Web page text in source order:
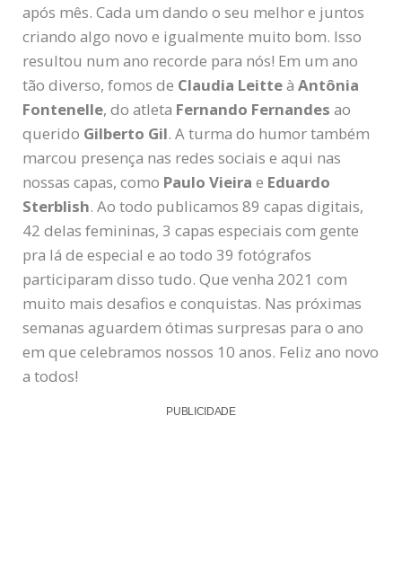
após mês. Cada um dando o seu melhor e juntos
criando algo novo e igualmente muito bom. Isso
resultou num ano recorde para nós! Em um ano
tão diverso, fomos de Claudia Leitteà Antônia
Fontenelle, do atleta Fernando Fernandes ao
querido Gilberto Gil. A turma do humor também
marcou presença nas redes sociais e aqui nas
nossas capas, como Paulo Vieira e Eduardo
Sterblish. Ao todo publicamos 89 capas digitais,
42 delas femininas, 3 capas especiais com gente
pra lá de especial e ao todo 39 fotógrafos
participaram disso tudo. Que venha 2021 com
muito mais desafios e conquistas. Nas próximas
semanas aguardem ótimas surpresas para o ano
em que celebramos nossos 10 anos. Feliz ano novo
a todos!
PUBLICIDADE